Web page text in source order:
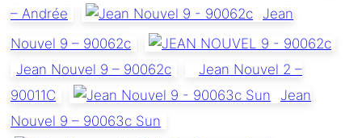
– Andrée
Jean
Nouvel 9 – 90062c
Jean Nouvel 9 – 90062c
Jean Nouvel 2 –
90011C
Jean
Nouvel 9 – 90063c Sun